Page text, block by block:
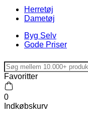
Herretøj
Dametøj
Byg Selv
Gode Priser
Favoritter
0
Indkøbskurv